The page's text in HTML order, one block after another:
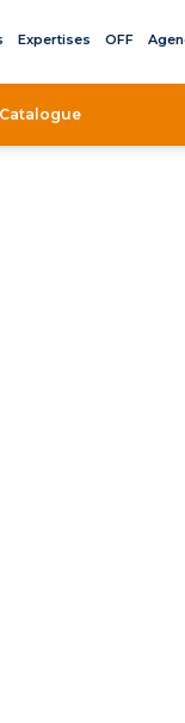
Expertises OFF
Catalogue